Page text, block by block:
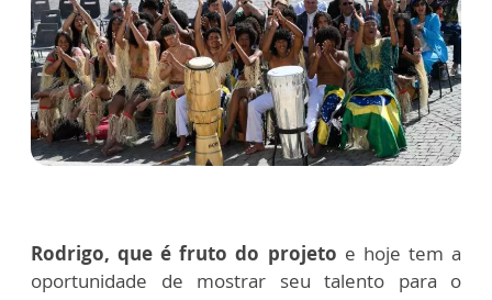
Rodrigo, que é fruto do projeto e hoje tem a
oportunidade de mostrar seu talento para o